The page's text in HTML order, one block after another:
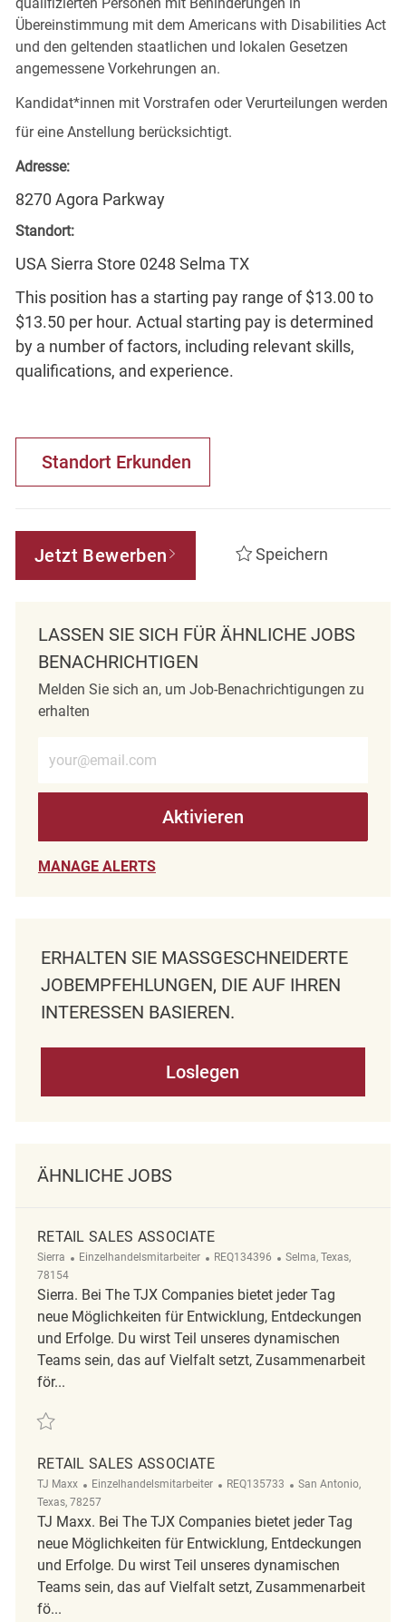
Übereinstimmung mit dem Americans with Disabilities Act
und den geltenden staatlichen und lokalen Gesetzen
angemessene Vorkehrungen an.
Kandidat*innen mit Vorstrafen oder Verurteilungen werden
für eine Anstellung berücksichtigt.
Adresse:
8270 Agora Parkway
Standort:
USA Sierra Store 0248 Selma TX
This position has a starting pay range of $13.00 to
$13.50 per hour. Actual starting pay is determined
by a number of factors, including relevant skills,
qualifications, and experience.
Standort Erkunden
Jetzt Bewerben Speichern
LASSEN SIE SICH FÜR ÄHNLICHE JOBS
BENACHRICHTIGEN
Melden Sie sich an, um Job-Benachrichtigungen zu
erhalten
Aktivieren
MANAGE ALERTS
ERHALTEN SIE MASSGESCHNEIDERTE J
OBEMPFEHLUNGEN, DIE AUF IHREN I
NTERESSEN BASIEREN.
Loslegen
ÄHNLICHE JOBS
RETAIL SALES ASSOCIATE
Sierra Kategorie
Einzelhandelsmitarbeiter ReqId
REQ134396 Ort
Selma, Texas,
78154
Sierra. Bei The TJX Companies bietet jeder Tag
neue Möglichkeiten für Entwicklung, Entdeckungen
und Erfolge. Du wirst Teil unseres dynamischen
Teams sein, das auf Vielfalt setzt, Zusammenarbeit
för...
Retten Retail Sales Associate REQ134396
RETAIL SALES ASSOCIATE
TJ Maxx Kategorie
Einzelhandelsmitarbeiter ReqId
REQ135733 Ort
San Antonio,
Texas, 78257
TJ Maxx. Bei The TJX Companies bietet jeder Tag
neue Möglichkeiten für Entwicklung, Entdeckungen
und Erfolge. Du wirst Teil unseres dynamischen
Teams sein, das auf Vielfalt setzt, Zusammenarbeit
fö...